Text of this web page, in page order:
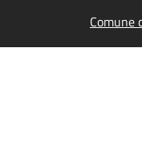
Comune